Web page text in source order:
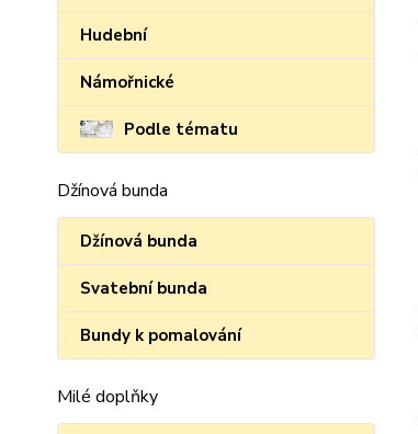
Hudební
Námořnické
Podle tématu
Džínová bunda
Džínová bunda
Svatební bunda
Bundy k pomalování
Milé doplňky